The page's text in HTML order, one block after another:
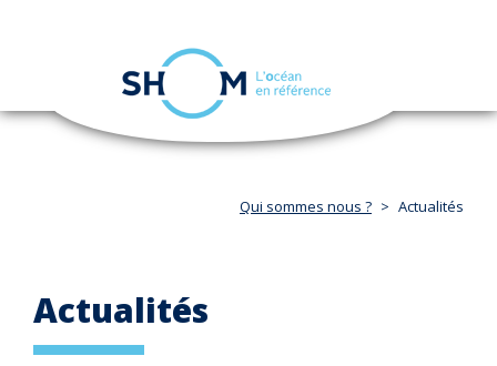
Aller
navigation
Qui sommes nous ? Actualités
Actualités